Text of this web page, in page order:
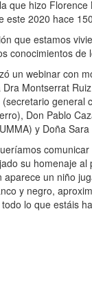
que hizo
este 2020 hace
que estamos
conocimientos
un webinar con
Dra Montserrat
(secretario general
Don Pablo
y Doña
su homenaje
aparece un niño
y negro,
todo lo que estáis